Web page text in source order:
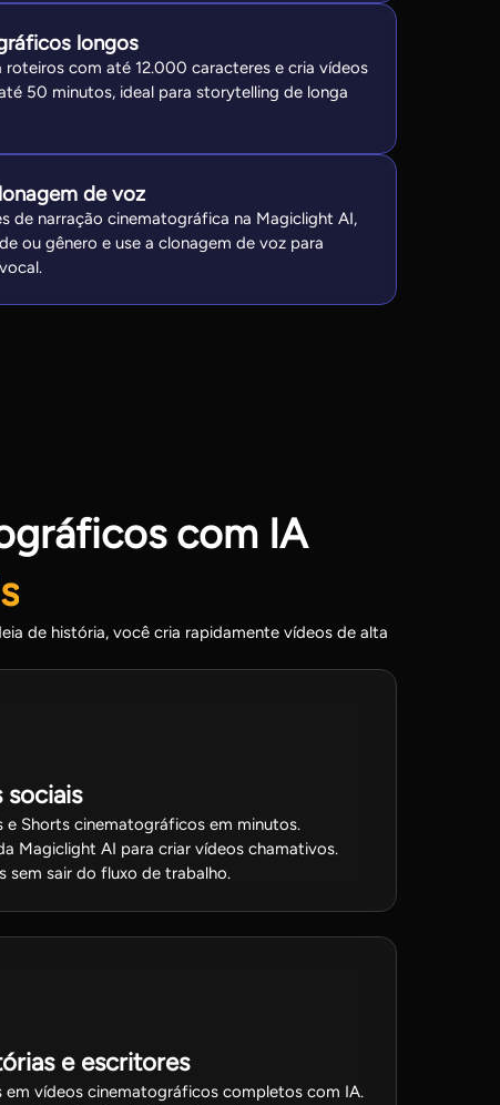
longos
com até 12.000 caracteres e cria vídeos
50 minutos, ideal para storytelling de longa
de voz
de narração cinematográfica na Magiclight AI,
ou gênero e use a clonagem de voz para
com IA
de história, você cria rapidamente vídeos de alta
sociais
e Shorts cinematográficos em minutos.
Magiclight AI para criar vídeos chamativos.
sem sair do fluxo de trabalho.
e escritores
em vídeos cinematográficos completos com IA.